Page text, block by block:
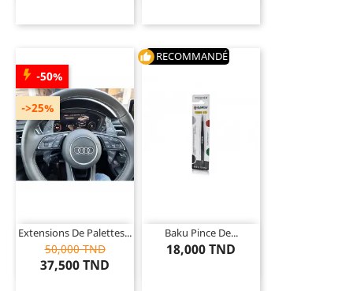
Extensions De Palettes...
50,000 TND
37,500 TND
-50%
->25%
thumb_up RECOMMANDÉ
Baku Pince De...
18,000 TND